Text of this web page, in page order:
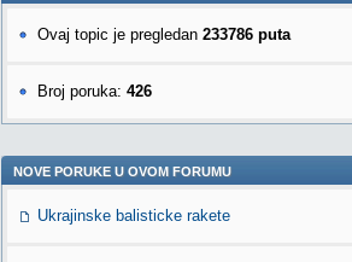
Ovaj topic je pregledan 233786 puta
Broj poruka: 426
NOVE PORUKE U OVOM FORUMU
Ukrajinske balisticke rakete